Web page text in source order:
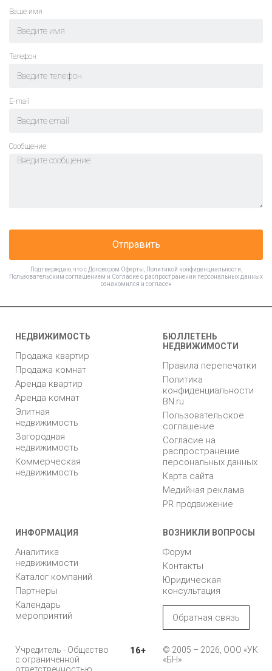
Ваше имя
Телефон
E-mail
Cообщение
Отправить
Подтверждаю, что с Договором Оферты Политикой конфиденциальности
Пользовательским соглашением и Согласие о распространении персональных данных
ознакомился и согласен
НЕДВИЖИМОСТЬ
Продажа квартир
Продажа комнат
Аренда квартир
Аренда комнат
Элитная
недвижимость
Загородная
недвижимость
Коммерческая
недвижимость
БЮЛЛЕТЕНЬ
НЕДВИЖИМОСТИ
Правила перепечатки
Политика
конфиденциальности
BN.ru
Пользовательское
соглашение
Согласие на
распространение
персональных данных
Карта сайта
Медийная реклама
PR продвижение
ИНФОРМАЦИЯ
Аналитика
недвижимости
Каталог компаний
Партнеры
Календарь
мероприятий
ВОЗНИКЛИ ВОПРОСЫ
Форум
Контакты
Юридическая
консультация
Обратная связь
Учредитель - Общество
с ограниченной
ответственностью
16+
© 2005 – 2026, ООО «УК
«БН»